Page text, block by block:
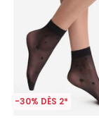
-30% DÈS 2*